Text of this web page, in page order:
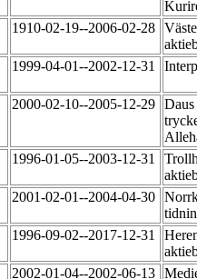
1910-02-19--2006-02-28
1999-04-01--2002-12-31
2000-02-10--2005-12-29 Daus
1996-01-05--2003-12-31
2001-02-01--2004-04-30
1996-09-02--2017-12-31
2002-01-04--2002-06-13